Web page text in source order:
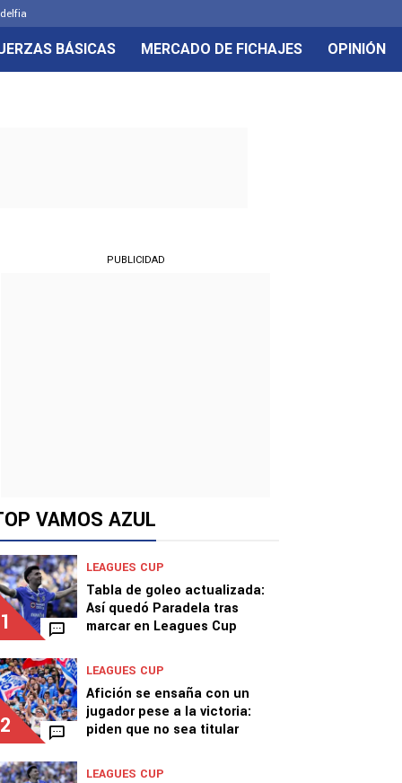
BÁSICAS MERCADO DE FICHAJES OPINIÓN
PUBLICIDAD
VAMOS AZUL
1
LEAGUES CUP
Tabla de goleo actualizada:
Así quedó Paradela tras
marcar en Leagues Cup
2
LEAGUES CUP
Afición se ensaña con un
jugador pese a la victoria:
piden que no sea titular
LEAGUES CUP